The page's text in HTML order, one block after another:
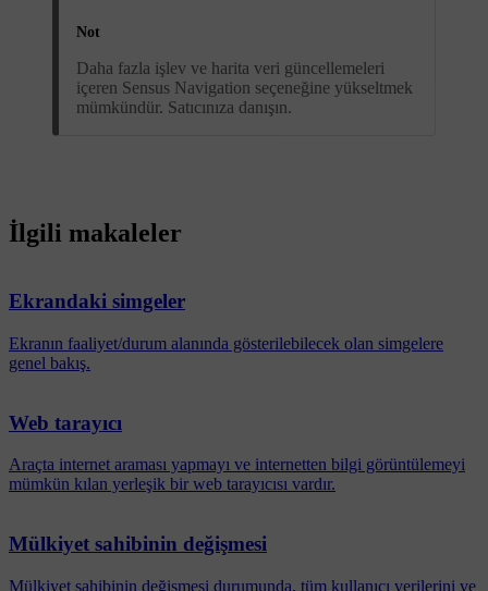
Not
Daha fazla işlev ve harita veri güncellemeleri
içeren Sensus Navigation seçeneğine yükseltmek
mümkündür. Satıcınıza danışın.
İlgili makaleler
Ekrandaki simgeler
Ekranın faaliyet/durum alanında gösterilebilecek olan simgelere
genel bakış.
Web tarayıcı
Araçta internet araması yapmayı ve internetten bilgi görüntülemeyi
mümkün kılan yerleşik bir web tarayıcısı vardır.
Mülkiyet sahibinin değişmesi
Mülkiyet sahibinin değişmesi durumunda, tüm kullanıcı verilerini ve